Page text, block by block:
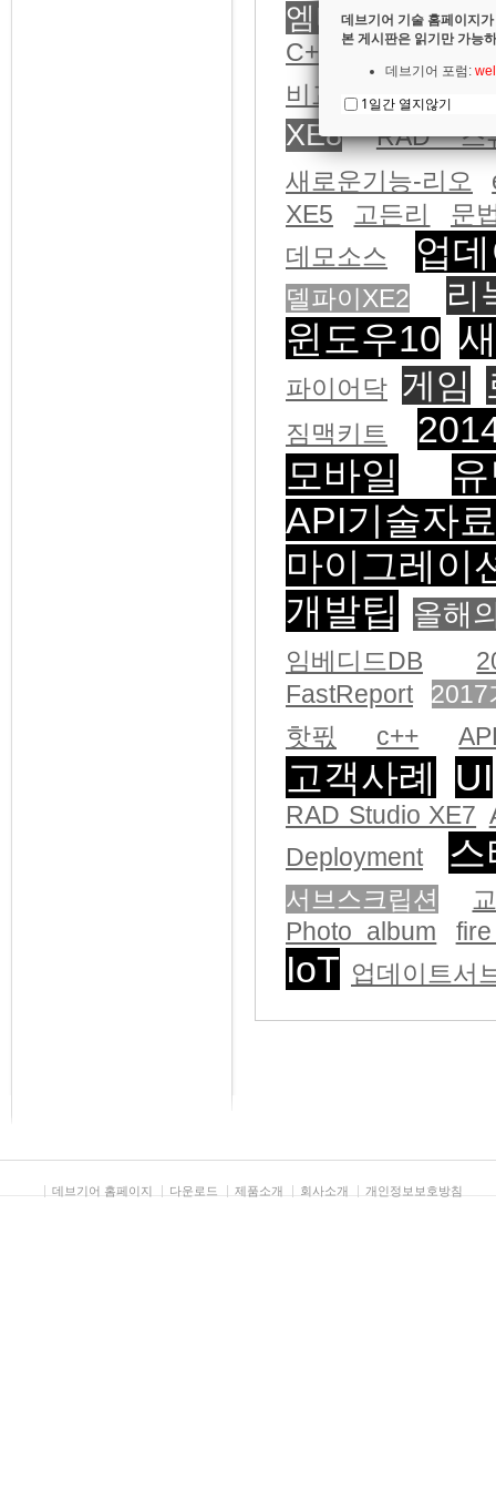
엠바카데로
C++Builder
데이
비교
현대화
XE8
RAD 스
새로운기능-리오
XE5
고든리
문
데모소스
업
델파이XE2 리
윈도우10
파이어닥 게임
짐맥키트
모바일
API기술자료
마이그레이
개발팁
올해
임베디드DB
FastReport
2017
핫픿
c++
고객사례 UI
RAD Studio XE7
Deployment
스
서브스크립션
Photo album
IoT 업데이트서
데브기어 홈페이지 다운로드 제품소개 회사소개 개인정보보호방침
데브기어 기술 홈페이지
본 게시판은 읽기만 가능
데브기어 포럼:
1일간 열지않기